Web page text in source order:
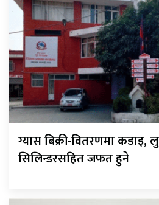
ग्यास बिक्री-वितरणमा कडाइ,
सिलिन्डरसहित जफत हुने